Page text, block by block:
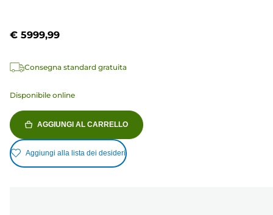
€ 5999,99
Consegna standard gratuita
Disponibile online
AGGIUNGI AL CARRELLO
Aggiungi alla lista dei desideri